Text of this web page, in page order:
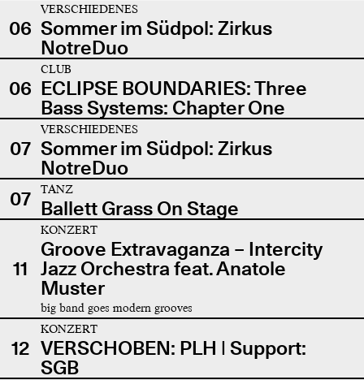
06
VERSCHIEDENES
Sommer im Südpol: Zirkus
NotreDuo
06
CLUB
ECLIPSE BOUNDARIES: Three
Bass Systems: Chapter One
07
VERSCHIEDENES
Sommer im Südpol: Zirkus
NotreDuo
07
TANZ
Ballett Grass On Stage
11
KONZERT
Groove Extravaganza – Intercity
Jazz Orchestra feat. Anatole
Muster
big band goes modern grooves
12
KONZERT
VERSCHOBEN: PLH | Support:
SGB